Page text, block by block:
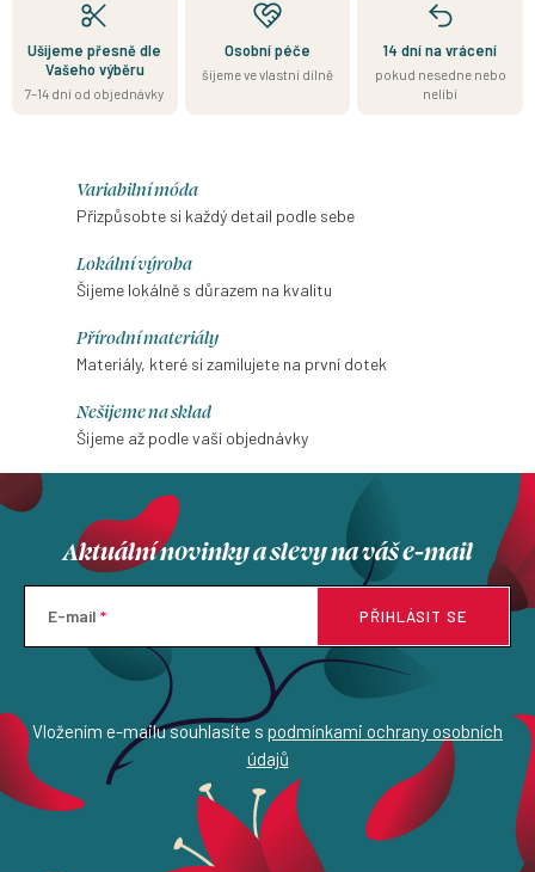
Ušijeme přesně dle
Vašeho výběru
7–14 dní od objednávky
Osobní péče
šijeme ve vlastní dílně
14 dní na vrácení
pokud nesedne nebo
nelíbí
Variabilní móda
Přizpůsobte si každý detail podle sebe
Lokální výroba
Šijeme lokálně s důrazem na kvalitu
Přírodní materiály
Materiály, které si zamilujete na první dotek
Nešijeme na sklad
Šijeme až podle vaší objednávky
Aktuální novinky a slevy na váš e-mail
E-mail
Vložením e-mailu souhlasíte s podmínkami ochrany osobních
údajů
PŘIHLÁSIT SE